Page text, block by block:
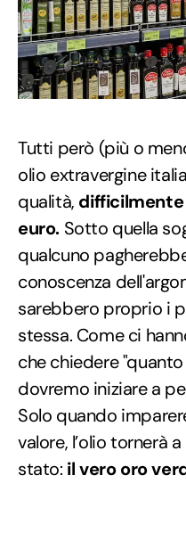
Tutti però (più o
olio extravergine
qualità, difficilmente
euro. Sotto quella
qualcuno
conoscenza
sarebbero proprio i
stessa. Come ci
che chiedere
dovremo iniziare a
Solo quando
valore, l’olio tornerà
stato: il vero oro